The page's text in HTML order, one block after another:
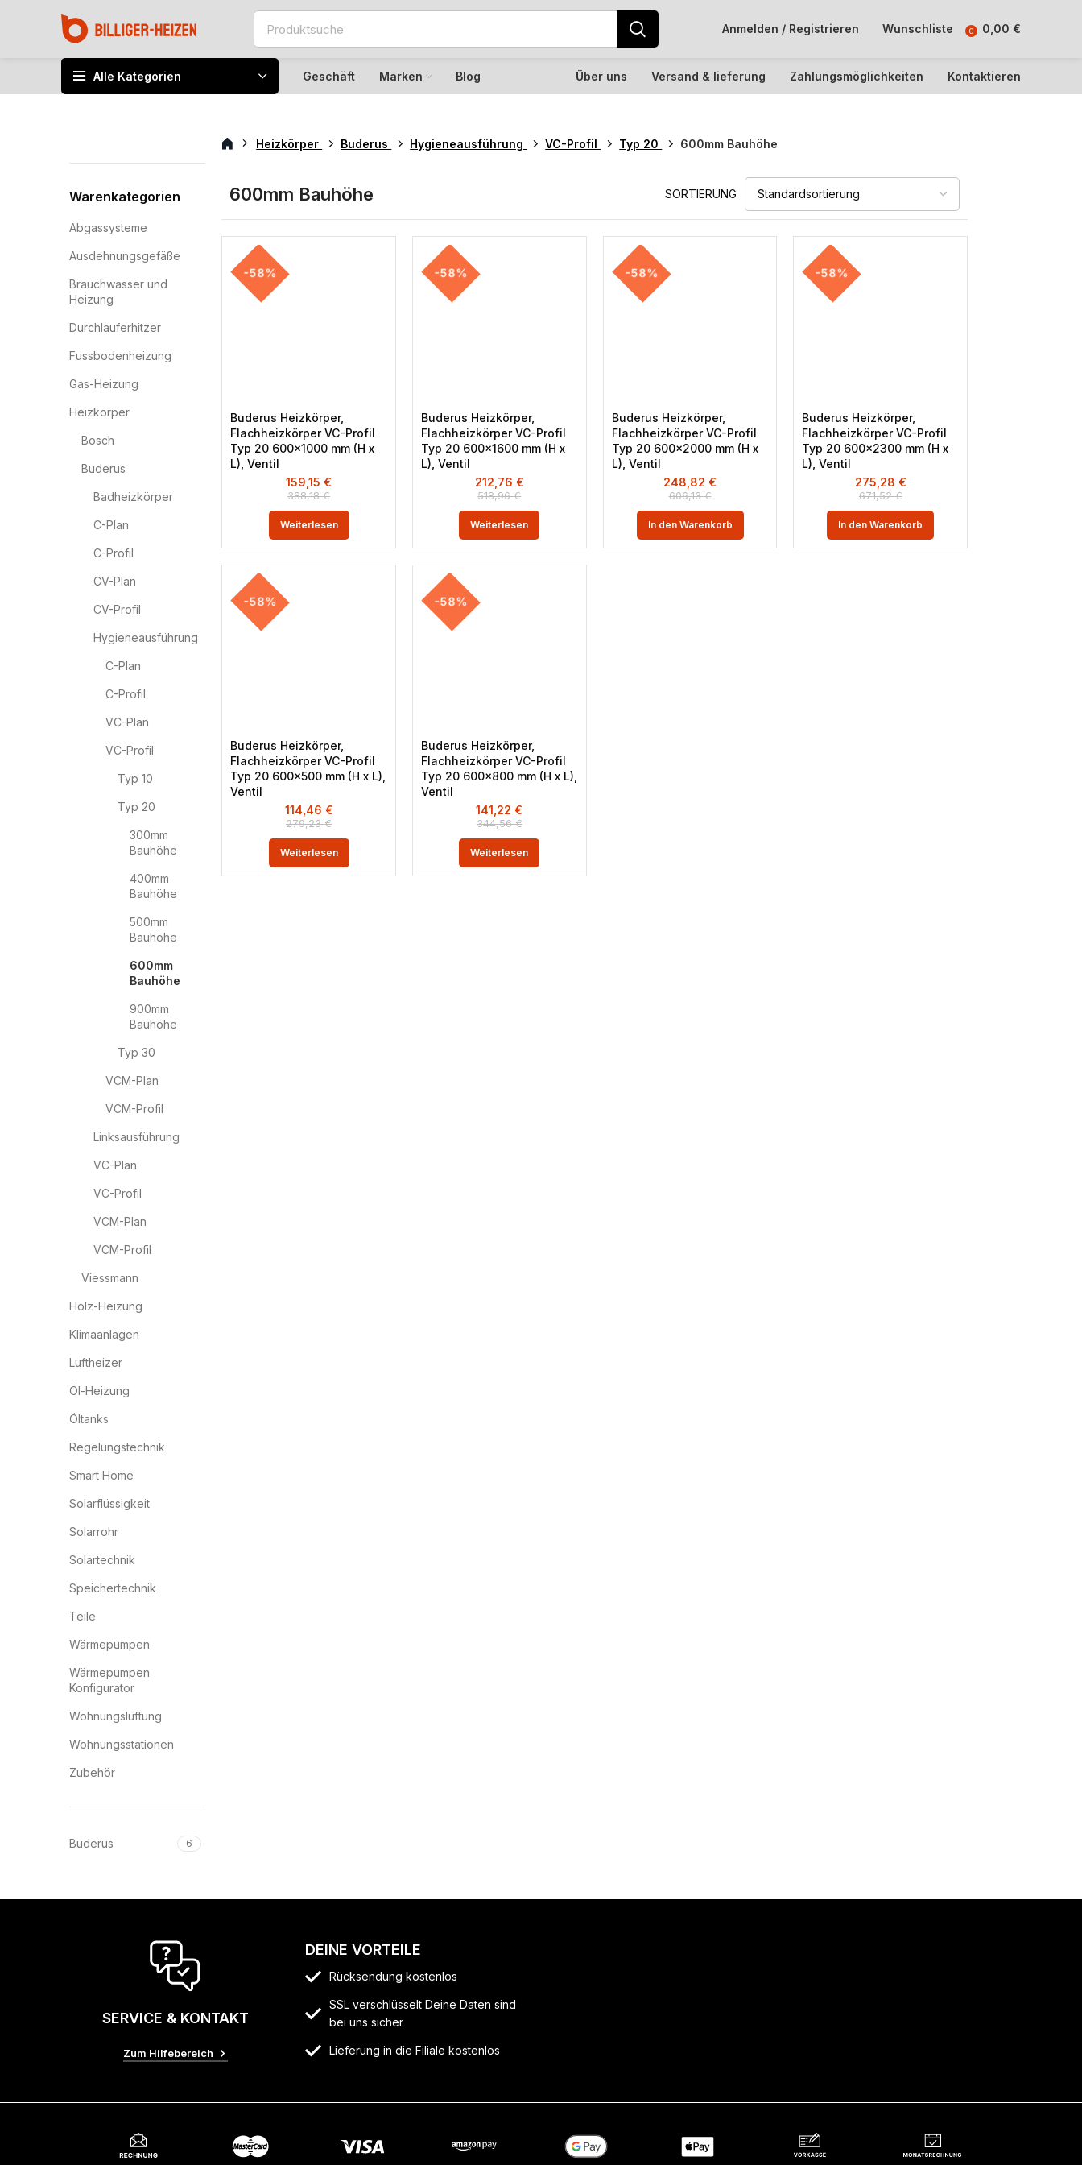
Anmelden / Registrieren Wunschliste 0 0,00 €
Alle Kategorien Geschäft Marken Blog Über uns Versand & lieferung Zahlungsmöglichkeiten Kontaktieren
Warenkategorien
Abgassysteme
Ausdehnungsgefäße
Brauchwasser und
Heizung
Durchlauferhitzer
Fussbodenheizung
Gas-Heizung
Heizkörper
Bosch
Buderus
Badheizkörper
C-Plan
C-Profil
CV-Plan
CV-Profil
Hygieneausführung
C-Plan
C-Profil
VC-Plan
VC-Profil
Typ 10
Typ 20
300mm
Bauhöhe
400mm
Bauhöhe
500mm
Bauhöhe
600mm
Bauhöhe
900mm
Bauhöhe
Typ 30
VCM-Plan
VCM-Profil
Linksausführung
VC-Plan
VC-Profil
VCM-Plan
VCM-Profil
Viessmann
Holz-Heizung
Klimaanlagen
Luftheizer
Öl-Heizung
Öltanks
Regelungstechnik
Smart Home
Solarflüssigkeit
Solarrohr
Solartechnik
Speichertechnik
Teile
Wärmepumpen
Wärmepumpen
Konfigurator
Wohnungslüftung
Wohnungsstationen
Zubehör
Buderus 6
Heizkörper Buderus Hygieneausführung VC-Profil Typ 20 600mm Bauhöhe
600mm Bauhöhe SORTIERUNG
-58%
Buderus Heizkörper,
Flachheizkörper VC-Profil
Typ 20 600×1000 mm (H x
L), Ventil
388,18€
159,15 €
Weiterlesen
-58%
Buderus Heizkörper,
Flachheizkörper VC-Profil
Typ 20 600×1600 mm (H x
L), Ventil
518,96€
212,76 €
Weiterlesen
-58%
Buderus Heizkörper,
Flachheizkörper VC-Profil
Typ 20 600×2000 mm (H x
L), Ventil
606,13€
248,82 €
In den Warenkorb
-58%
Buderus Heizkörper,
Flachheizkörper VC-Profil
Typ 20 600×2300 mm (H x
L), Ventil
671,52€
275,28 €
In den Warenkorb
-58%
Buderus Heizkörper,
Flachheizkörper VC-Profil
Typ 20 600×500 mm (H x L),
Ventil
279,23€
114,46 €
Weiterlesen
-58%
Buderus Heizkörper,
Flachheizkörper VC-Profil
Typ 20 600×800 mm (H x L),
Ventil
344,56€
141,22 €
Weiterlesen
SERVICE & KONTAKT
Zum Hilfebereich
DEINE VORTEILE
Rücksendung kostenlos
SSL verschlüsselt Deine Daten sind
bei uns sicher
Lieferung in die Filiale kostenlos